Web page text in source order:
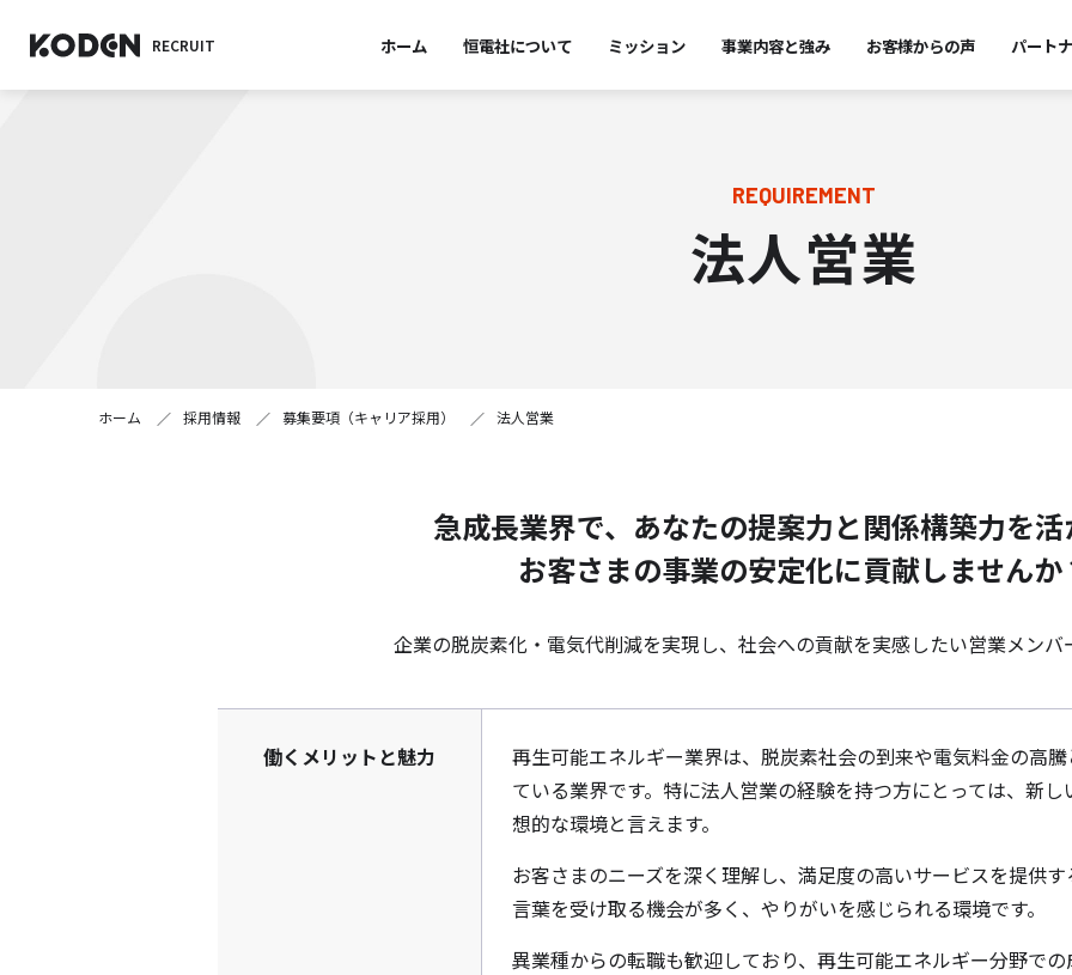
RECRUIT ホーム 恒電社について ミッション 事業内容と強み お客様からの声 パート
REQUIREMENT
法人営業
ホーム 採用情報 募集要項（キャリア採用） 法人営業
急成長業界で、あなたの提案力と関係構築力を活
お客さまの事業の安定化に貢献しませんか
企業の脱炭素化・電気代削減を実現し、社会への貢献を実感したい営業メンバ
働くメリットと魅力
再生可能エネルギー業界は、脱炭素社会の到来や電気料金の高
ている業界です。特に法人営業の経験を持つ方にとっては、新
想的な環境と言えます。
お客さまのニーズを深く理解し、満足度の高いサービスを提供
言葉を受け取る機会が多く、やりがいを感じられる環境です。
異業種からの転職も歓迎しており、再生可能エネルギー分野で